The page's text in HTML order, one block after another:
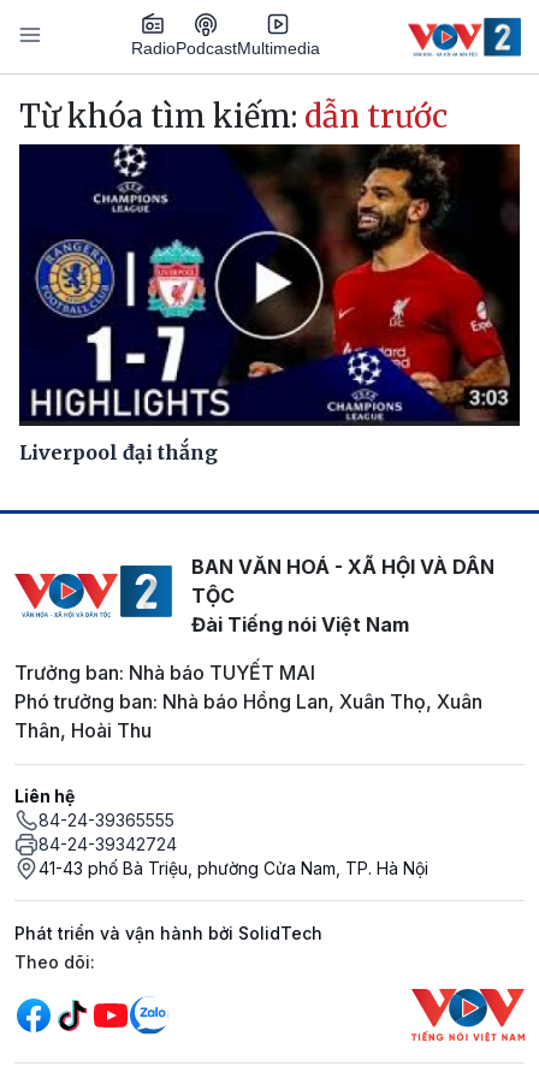
Nhảy đến nội dung
RadioPodcastMultimedia
Main navigation
Từ khóa tìm kiếm: dẫn trước
Liverpool đại thắng
BAN VĂN HOÁ - XÃ HỘI VÀ DÂN
TỘC
Đài Tiếng nói Việt Nam
Trưởng ban: Nhà báo TUYẾT MAI
Phó trưởng ban: Nhà báo Hồng Lan, Xuân Thọ, Xuân
Thân, Hoài Thu
Liên hệ
84-24-39365555
84-24-39342724
41-43 phố Bà Triệu, phường Cửa Nam, TP. Hà Nội
Phát triển và vận hành bởi SolidTech
Mạng xã hội
Theo dõi: